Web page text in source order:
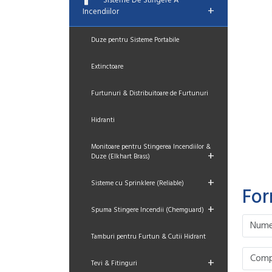
Incendiilor
+
Duze pentru Sisteme Portabile
Extinctoare
Furtunuri & Distribuitoare de Furtunuri
Hidranti
Monitoare pentru Stingerea Incendiilor &
Duze (Elkhart Brass)
+
Sisteme cu Sprinklere (Reliable) +
Spuma Stingere Incendii (Chemguard) +
Tamburi pentru Furtun & Cutii Hidrant
Tevi & Fitinguri +
Please
Please
Please
Please